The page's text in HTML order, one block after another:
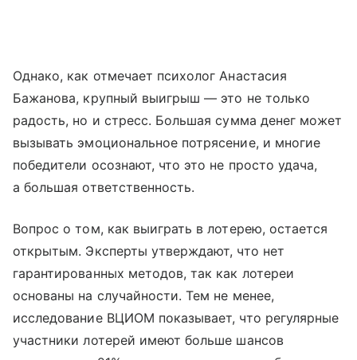
Однако, как отмечает психолог Анастасия
Бажанова, крупный выигрыш — это не только
радость, но и стресс. Большая сумма денег может
вызывать эмоциональное потрясение, и многие
победители осознают, что это не просто удача,
а большая ответственность.
Вопрос о том, как выиграть в лотерею, остается
открытым. Эксперты утверждают, что нет
гарантированных методов, так как лотереи
основаны на случайности. Тем не менее,
исследование ВЦИОМ показывает, что регулярные
участники лотерей имеют больше шансов